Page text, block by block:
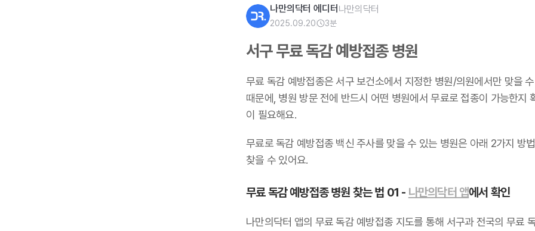
나만의닥터 에디터 나만의닥터
2025.09.20 3분
서구 무료 독감 예방접종 병원
무료 독감 예방접종은 서구 보건소에서 지정한 병원/의원에서만 맞을
때문에, 병원 방문 전에 반드시 어떤 병원에서 무료로 접종이 가능한지
이 필요해요.
무료로 독감 예방접종 백신 주사를 맞을 수 있는 병원은 아래 2가지 방
찾을 수 있어요.
무료 독감 예방접종 병원 찾는 법 01 - 나만의닥터 앱에서 확인
나만의닥터 앱의 무료 독감 예방접종 지도를 통해 서구과 전국의 무료